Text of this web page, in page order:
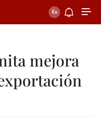
mejora